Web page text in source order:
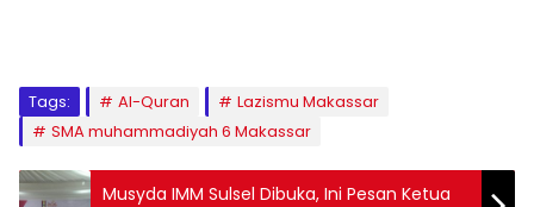
Tags: Al-Quran
Lazismu Makassar
SMA muhammadiyah 6 Makassar
Musyda IMM Sulsel Dibuka, Ini Pesan Ketua